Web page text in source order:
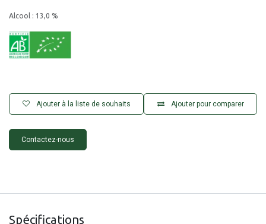
Alcool : 13,0 %
Ajouter pour comparer
Ajouter à la liste de souhaits
Contactez-nous
Spécifications